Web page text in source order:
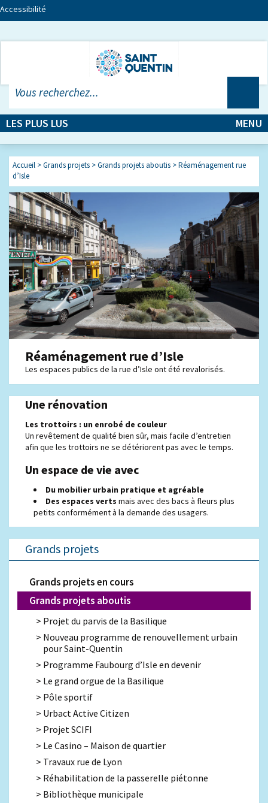
Accessibilité
LES PLUS LUS MENU
Accueil >Grands projets >Grands projets aboutis >Réaménagement rue
d’Isle
Réaménagement rue d’Isle
Les espaces publics de la rue d’Isle ont été revalorisés.
Une rénovation
Les trottoirs : un enrobé de couleur
Un revêtement de qualité bien sûr, mais facile d’entretien
afin que les trottoirs ne se détériorent pas avec le temps.
Un espace de vie avec
Du mobilier urbain pratique et agréable
Des espaces verts mais avec des bacs à fleurs plus
petits conformément à la demande des usagers.
Grands projets
Grands projets en cours
Grands projets aboutis
Projet du parvis de la Basilique
Nouveau programme de renouvellement urbain
pour Saint-Quentin
Programme Faubourg d’Isle en devenir
Le grand orgue de la Basilique
Pôle sportif
Urbact Active Citizen
Projet SCIFI
Le Casino – Maison de quartier
Travaux rue de Lyon
Réhabilitation de la passerelle piétonne
Bibliothèque municipale